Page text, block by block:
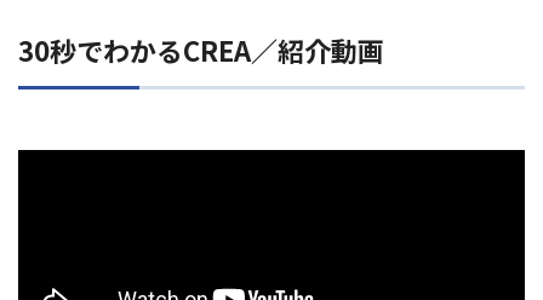
30秒でわかるCREA／紹介動画